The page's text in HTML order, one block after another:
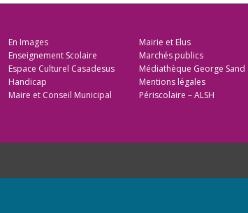
En Images
Enseignement Scolaire
Espace Culturel Casadesus
Handicap
Maire et Conseil Municipal
Mairie et Elus
Marchés publics
Médiathèque George Sand
Mentions légales
Périscolaire – ALSH